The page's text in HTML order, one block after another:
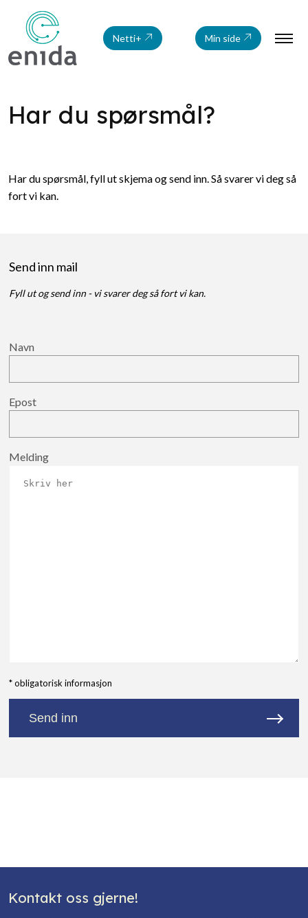
Netti+ Min side
Har du spørsmål?
Har du spørsmål, fyll ut skjema og send inn. Så svarer vi deg så
fort vi kan.
Send inn mail
Fyll ut og send inn - vi svarer deg så fort vi kan.
Navn
Epost
Melding
* obligatorisk informasjon
Send inn
Kontakt oss gjerne!